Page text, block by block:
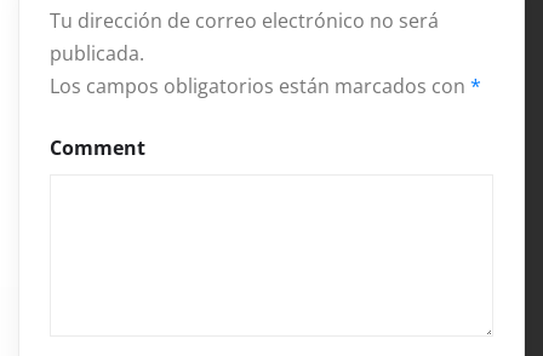
Tu dirección de correo electrónico no será
publicada.
Los campos obligatorios están marcados con *
Comment